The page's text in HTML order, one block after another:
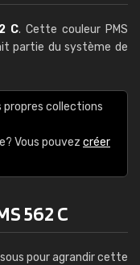
C. Cette couleur PMS
partie du système de
propres collections
Vous pouvez créer
562 C
pour agrandir cette